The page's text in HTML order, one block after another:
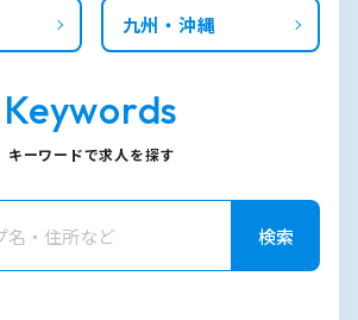
九州・沖縄
Keywords
キーワードで求人を探す
検索